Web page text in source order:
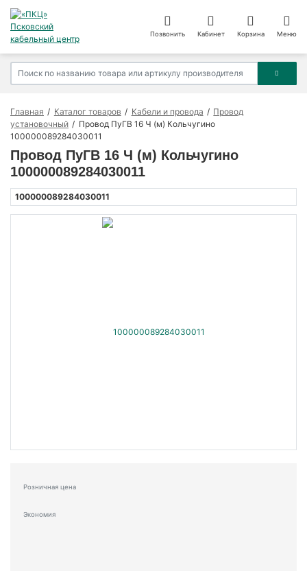
Позвонить Кабинет Корзина Меню
Главная Каталог товаров Кабели и провода
Провод
установочный
Провод ПуГВ 16 Ч (м) Кольчугино
100000089284030011
Провод ПуГВ 16 Ч (м) Кольчугино
100000089284030011
100000089284030011
Розничная цена
Экономия